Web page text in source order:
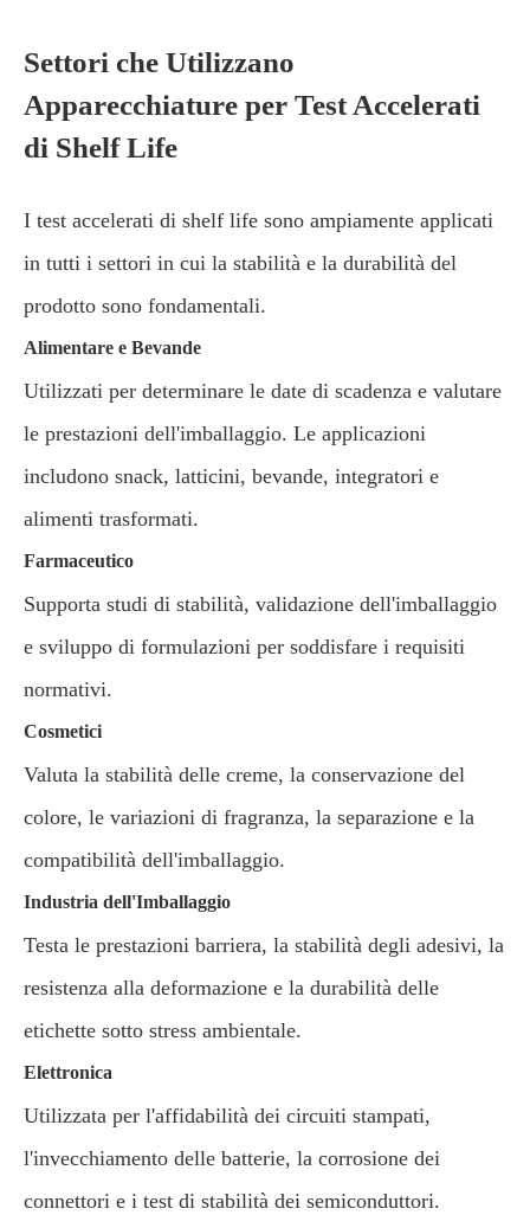
Settori che Utilizzano
Apparecchiature per Test Accelerati
di Shelf Life
I test accelerati di shelf life sono ampiamente applicati
in tutti i settori in cui la stabilità e la durabilità del
prodotto sono fondamentali.
Alimentare e Bevande
Utilizzati per determinare le date di scadenza e valutare
le prestazioni dell'imballaggio. Le applicazioni
includono snack, latticini, bevande, integratori e
alimenti trasformati.
Farmaceutico
Supporta studi di stabilità, validazione dell'imballaggio
e sviluppo di formulazioni per soddisfare i requisiti
normativi.
Cosmetici
Valuta la stabilità delle creme, la conservazione del
colore, le variazioni di fragranza, la separazione e la
compatibilità dell'imballaggio.
Industria dell'Imballaggio
Testa le prestazioni barriera, la stabilità degli adesivi, la
resistenza alla deformazione e la durabilità delle
etichette sotto stress ambientale.
Elettronica
Utilizzata per l'affidabilità dei circuiti stampati,
l'invecchiamento delle batterie, la corrosione dei
connettori e i test di stabilità dei semiconduttori.